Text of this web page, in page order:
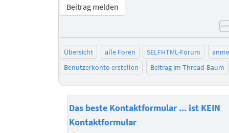
Beitrag melden
Übersicht alle Foren SELFHTML-Forum
Benutzerkonto erstellen
Beitrag im Thread-Baum
Das beste Kontaktformular ... ist KEIN
Kontaktformular